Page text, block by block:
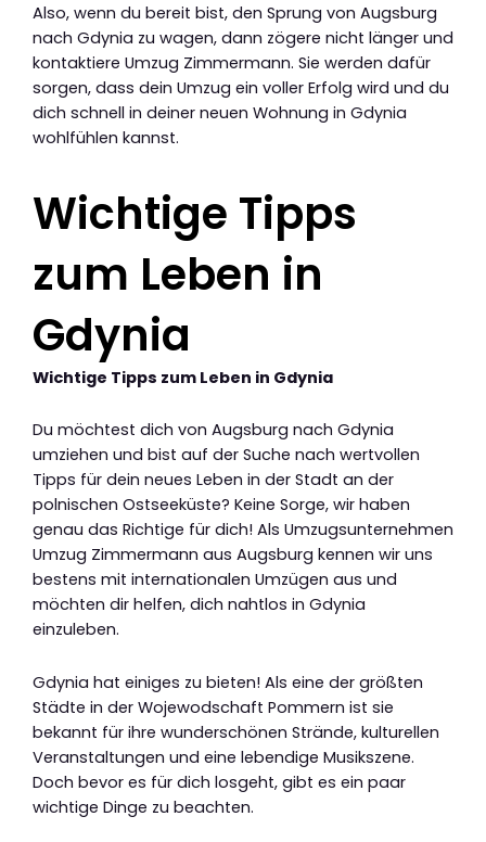
Also, wenn du bereit bist, den Sprung von Augsburg
nach Gdynia zu wagen, dann zögere nicht länger und
kontaktiere Umzug Zimmermann. Sie werden dafür
sorgen, dass dein Umzug ein voller Erfolg wird und du
dich schnell in deiner neuen Wohnung in Gdynia
wohlfühlen kannst.
Wichtige Tipps
zum Leben in
Gdynia
Wichtige Tipps zum Leben in Gdynia
Du möchtest dich von Augsburg nach Gdynia
umziehen und bist auf der Suche nach wertvollen
Tipps für dein neues Leben in der Stadt an der
polnischen Ostseeküste? Keine Sorge, wir haben
genau das Richtige für dich! Als Umzugsunternehmen
Umzug Zimmermann aus Augsburg kennen wir uns
bestens mit internationalen Umzügen aus und
möchten dir helfen, dich nahtlos in Gdynia
einzuleben.
Gdynia hat einiges zu bieten! Als eine der größten
Städte in der Wojewodschaft Pommern ist sie
bekannt für ihre wunderschönen Strände, kulturellen
Veranstaltungen und eine lebendige Musikszene.
Doch bevor es für dich losgeht, gibt es ein paar
wichtige Dinge zu beachten.